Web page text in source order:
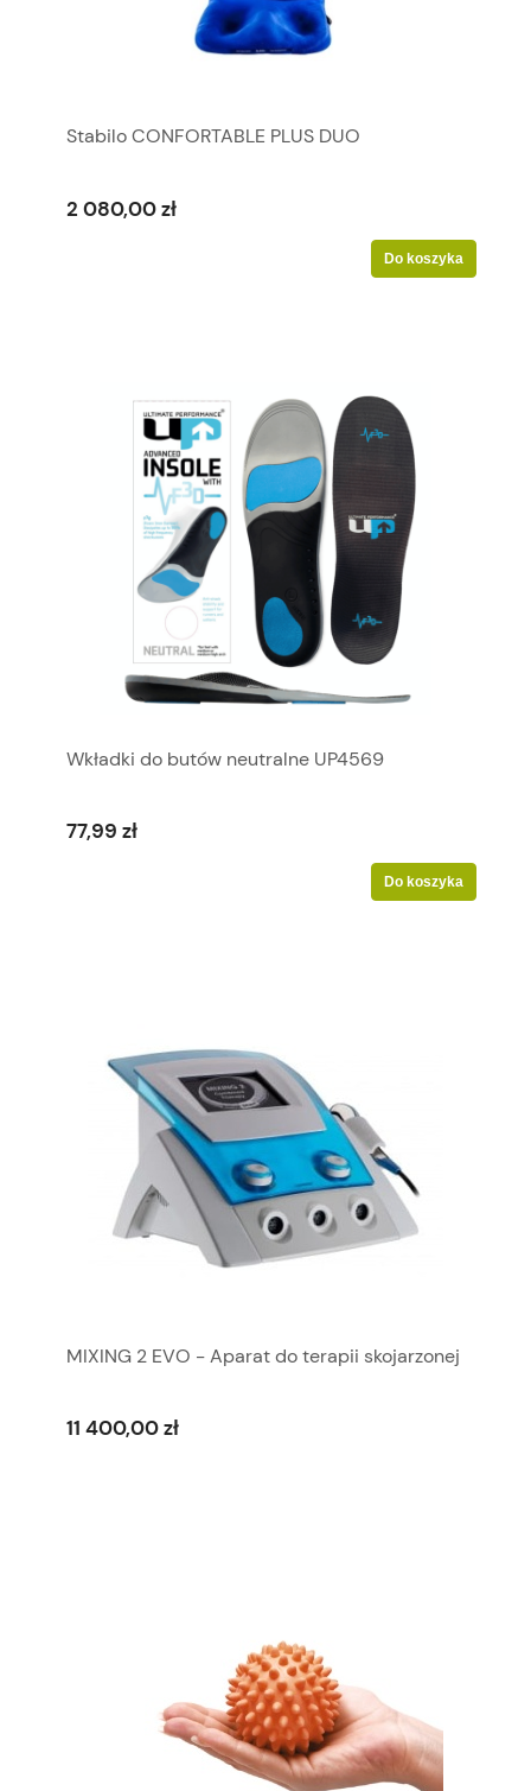
Stabilo CONFORTABLE PLUS DUO
2 080,00 zł
Do koszyka
Wkładki do butów neutralne UP4569
77,99 zł
Do koszyka
MIXING 2 EVO - Aparat do terapii skojarzonej
11 400,00 zł